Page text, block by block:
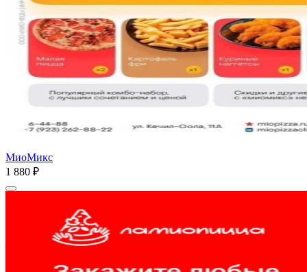
МиоМикс
1 880 ₽